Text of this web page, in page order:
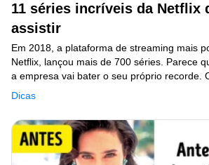
11 séries incríveis da Netflix
assistir
Dicas
Em 2018, a plataforma de streaming mais
Netflix, lançou mais de 700 séries. Parece
a empresa vai bater o seu próprio recorde.
é impossível acompanhar todos os seus